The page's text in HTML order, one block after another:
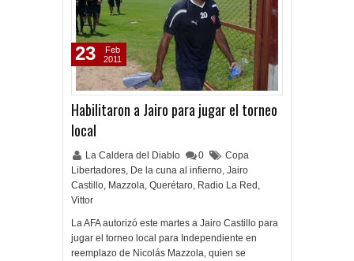
Habilitaron a Jairo para jugar el torneo
local
La Caldera del Diablo 0
Copa
Libertadores, De la cuna al infierno, Jairo
Castillo, Mazzola, Querétaro, Radio La Red ,
Vittor
La AFA autorizó este martes a Jairo Castillo para
jugar el torneo local para Independiente en
reemplazo de Nicolás Mazzola, quien se
23
Feb
2011